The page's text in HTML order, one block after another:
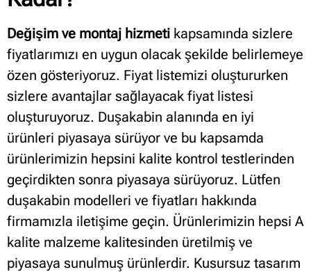
Değişim ve montaj hizmeti kapsamında sizlere
fiyatlarımızı en uygun olacak şekilde belirlemeye
özen gösteriyoruz. Fiyat listemizi oluştururken
sizlere avantajlar sağlayacak fiyat listesi
oluşturuyoruz. Duşakabin alanında en iyi
ürünleri piyasaya sürüyor ve bu kapsamda
ürünlerimizin hepsini kalite kontrol testlerinden
geçirdikten sonra piyasaya sürüyoruz. Lütfen
duşakabin modelleri ve fiyatları hakkında
firmamızla iletişime geçin. Ürünlerimizin hepsi A
kalite malzeme kalitesinden üretilmiş ve
piyasaya sunulmuş ürünlerdir. Kusursuz tasarım